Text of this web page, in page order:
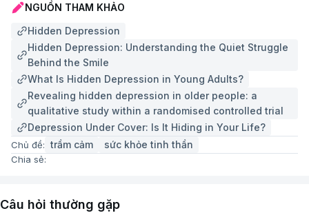
đổi này có thể ảnh hưởng đến cảm xúc, động lực,
giấc ngủ và khả năng phản ứng với căng thẳng.
Bất thường trong hoạt động của não bộ:Các
nghiên cứu hình ảnh học thần kinh cho thấy một
số vùng não liên quan đến điều hòa cảm xúc,
nhận thức và hành vi có thể hoạt động không
bình thường ở người mắc trầm cảm. Những thay
đổi này góp phần làm xuất hiện các triệu chứng
tâm lý và thể chất đặc trưng của bệnh.
đặc biệt là trục dưới đồi - tuyến yên - tuyến
NGUỒN THAM KHẢO
Hidden Depression
Hidden Depression: Understanding the Quiet Struggle
Behind the Smile
What Is Hidden Depression in Young Adults?
Revealing hidden depression in older people: a
qualitative study within a randomised controlled trial
Depression Under Cover: Is It Hiding in Your Life?
Chủ đề: trầm cảm sức khỏe tinh thần​
Chia sẻ:
Câu hỏi thường gặp